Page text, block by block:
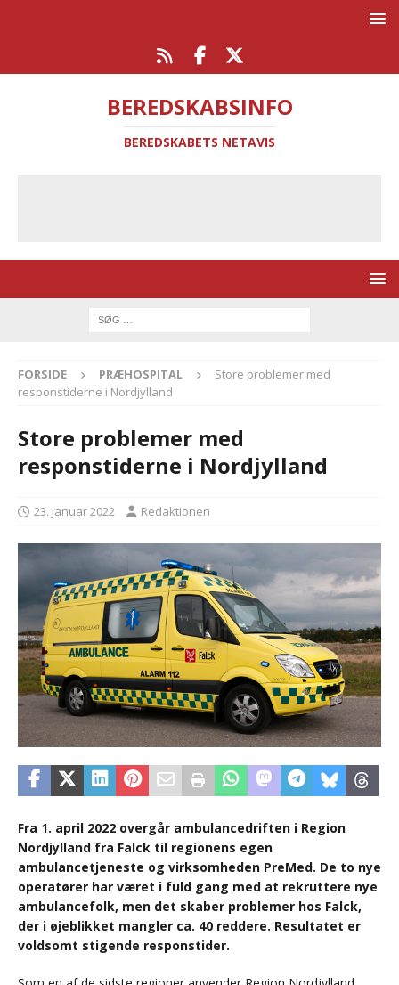
BEREDSKABSINFO
BEREDSKABETS NETAVIS
FORSIDE PRÆHOSPITAL
Store problemer med
responstiderne i Nordjylland
Store problemer med
responstiderne i Nordjylland
23. januar 2022 Redaktionen
Fra 1. april 2022 overgår ambulancedriften i Region
Nordjylland fra Falck til regionens egen
ambulancetjeneste og virksomheden PreMed. De to nye
operatører har været i fuld gang med at rekruttere nye
ambulancefolk, men det skaber problemer hos Falck,
der i øjeblikket mangler ca. 40 reddere. Resultatet er
voldsomt stigende responstider.